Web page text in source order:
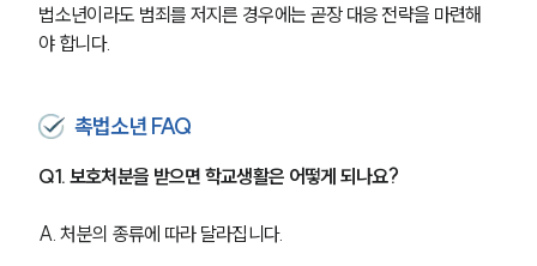
법소년이라도 범죄를 저지른 경우에는 곧장 대응 전략을 마련해
야 합니다.
촉법소년 FAQ
Q1. 보호처분을 받으면 학교생활은 어떻게 되나요?
A. 처분의 종류에 따라 달라집니다.